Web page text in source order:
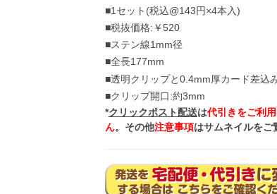
■1セット(税込@143円×4本入)
■税抜価格:￥520
■ステン線1mm径
■全長177mm
■透明クリップと0.4mm厚カード差込
■クリップ開口:約3mm
*クリックポスト配送は代引きをご利
ん。その他注意事項はサムネイルをご